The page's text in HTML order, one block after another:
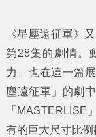
《星塵遠征軍》
第28集的劇情。
力」也在這一篇
塵遠征軍」的劇
「MASTERLISE
有的巨大尺寸比例